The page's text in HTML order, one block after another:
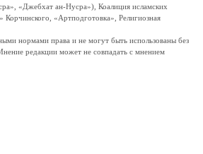
«Джебхат ан-Нусра»), Коалиция исламских
«Артподготовка», Религиозная
нормами права и не могут быть использованы без
редакции может не совпадать с мнением